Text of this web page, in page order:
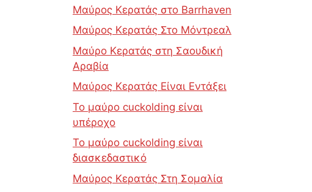
Μαύρος Κερατάς στο Barrhaven
Μαύρος Κερατάς Στο Μόντρεαλ
Μαύρο Κερατάς στη Σαουδική
Αραβία
Μαύρος Κερατάς Είναι Εντάξει
Το μαύρο cuckolding είναι
υπέροχο
Το μαύρο cuckolding είναι
διασκεδαστικό
Μαύρος Κερατάς Στη Σομαλία